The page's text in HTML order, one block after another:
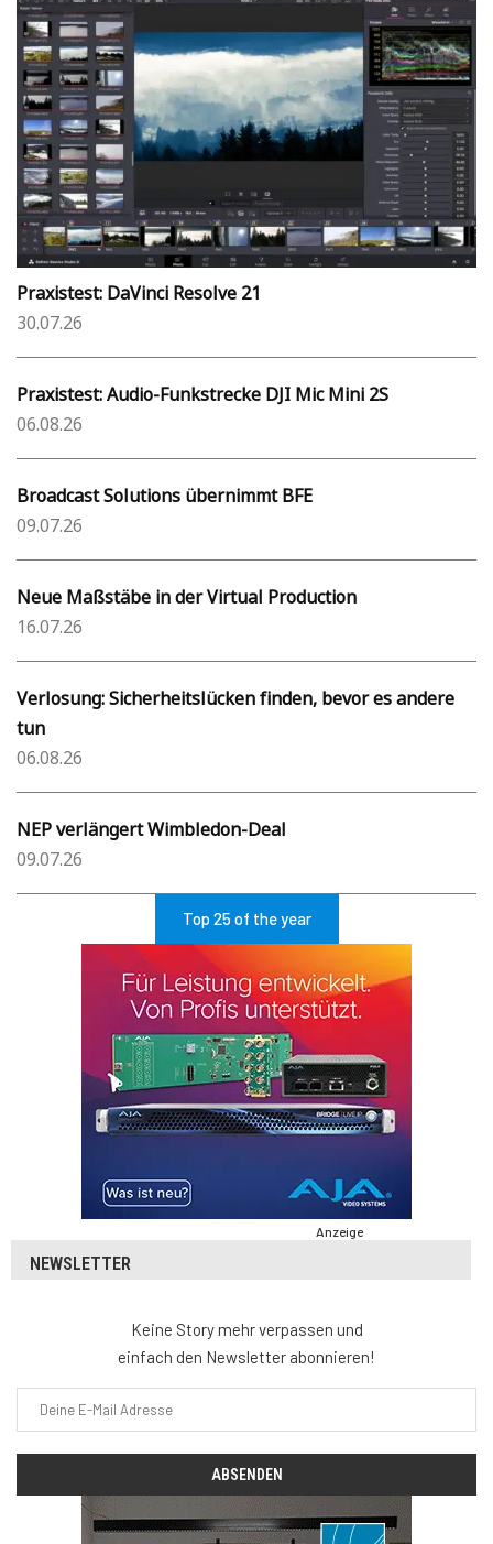
Praxistest: DaVinci Resolve 21
30.07.26
Praxistest: Audio-Funkstrecke DJI Mic Mini 2S
06.08.26
Broadcast Solutions übernimmt BFE
09.07.26
Neue Maßstäbe in der Virtual Production
16.07.26
Verlosung: Sicherheitslücken finden, bevor es andere
tun
06.08.26
NEP verlängert Wimbledon-Deal
09.07.26
Top 25 of the year
Anzeige
NEWSLETTER
Keine Story mehr verpassen und
einfach den Newsletter abonnieren!